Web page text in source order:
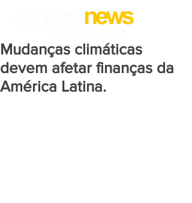
Mudanças climáticas
devem afetar finanças da
América Latina.